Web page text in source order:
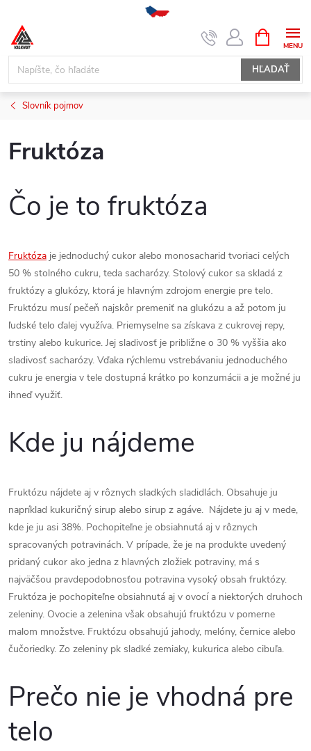
Prejsť
obsah
HĽADAŤ
KOŠÍK
Slovník pojmov
Fruktóza
Čo je to fruktóza
Fruktóza je jednoduchý cukor alebo monosacharid tvoriaci celých
50 % stolného cukru, teda sacharózy. Stolový cukor sa skladá z
fruktózy a glukózy, ktorá je hlavným zdrojom energie pre telo.
Fruktózu musí pečeň najskôr premeniť na glukózu a až potom ju
ľudské telo ďalej využíva. Priemyselne sa získava z cukrovej repy,
trstiny alebo kukurice. Jej sladivosť je približne o 30 % vyššia ako
sladivosť sacharózy. Vďaka rýchlemu vstrebávaniu jednoduchého
cukru je energia v tele dostupná krátko po konzumácii a je možné ju
ihneď využiť.
Kde ju nájdeme
Fruktózu nájdete aj v rôznych sladkých sladidlách. Obsahuje ju
napríklad kukuričný sirup alebo sirup z agáve. Nájdete ju aj v mede,
kde je ju asi 38%. Pochopiteľne je obsiahnutá aj v rôznych
spracovaných potravinách. V prípade, že je na produkte uvedený
pridaný cukor ako jedna z hlavných zložiek potraviny, má s
najväčšou pravdepodobnosťou potravina vysoký obsah fruktózy.
Fruktóza je pochopiteľne obsiahnutá aj v ovocí a niektorých druhoch
zeleniny. Ovocie a zelenina však obsahujú fruktózu v pomerne
malom množstve. Fruktózu obsahujú jahody, melóny, černice alebo
čučoriedky. Zo zeleniny pk sladké zemiaky, kukurica alebo cibuľa.
Prečo nie je vhodná pre
telo